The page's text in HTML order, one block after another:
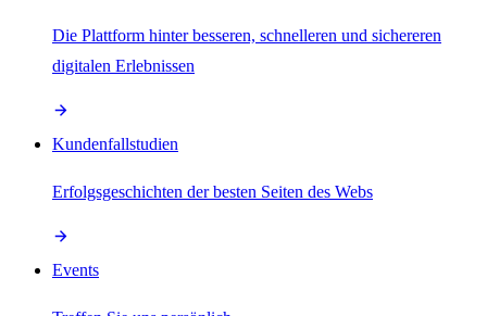
Die Plattform hinter besseren, schnelleren und sichereren
digitalen Erlebnissen
Kundenfallstudien
Erfolgsgeschichten der besten Seiten des Webs
Events